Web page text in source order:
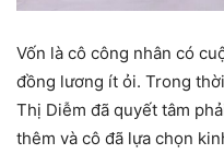
Vốn là cô công nhân có
đồng lương ít ỏi. Trong
Thị Diễm đã quyết tâm
thêm và cô đã lựa chọn